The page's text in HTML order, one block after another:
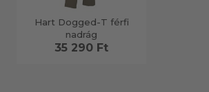
Hart Dogged-T férfi
nadrág
35 290 Ft